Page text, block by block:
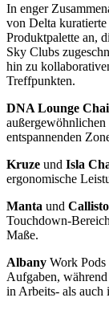
In enger
von Delta
Produktpalette an,
Sky Clubs
hin zu
Treffpunkten.
DNA Lounge
entspannenden
Kruze und Isla
ergonomische
Manta und Callisto
Touchdown-
Maße.
Albany Work Pods
Aufgaben,
in Arbeits- als auch